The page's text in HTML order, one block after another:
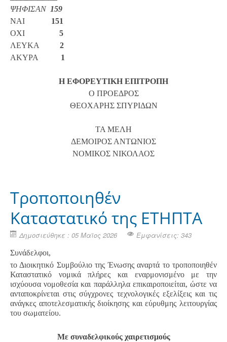
ΨΗΦΙΣΑΝ 159
ΝΑΙ 151
ΟΧΙ 5
ΛΕΥΚΑ 2
ΑΚΥΡΑ 1
Η ΕΦΟΡΕΥΤΙΚΗ ΕΠΙΤΡΟΠΗ
Ο ΠΡΟΕΔΡΟΣ
ΘΕΟΧΑΡΗΣ ΣΠΥΡΙΔΩΝ
ΤΑ ΜΕΛΗ
ΔΕΜΟΙΡΟΣ ΑΝΤΩΝΙΟΣ
ΝΟΜΙΚΟΣ ΝΙΚΟΛΑΟΣ
Τροποποιηθέν
Καταστατικό της ΕΤΗΠΤΑ
Δημοσιεύθηκε : 05 Μαϊος 2026 Εμφανίσεις: 343
Συνάδελφοι,
το Διοικητικό Συμβούλιο της Ένωσης αναρτά το τροποποιηθέν
Καταστατικό νομικά πλήρες και εναρμονισμένο με την
ισχύουσα νομοθεσία και παράλληλα επικαιροποιείται, ώστε να
ανταποκρίνεται στις σύγχρονες τεχνολογικές εξελίξεις και τις
ανάγκες αποτελεσματικής διοίκησης και εύρυθμης λειτουργίας
του σωματείου.
Με συναδελφικούς χαιρετισμούς